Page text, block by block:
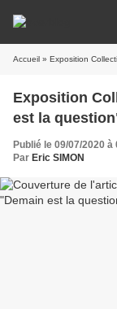
Accueil » Exposition
Exposition
est la
Publié le 09/07/2020 à
Par Eric SIMON